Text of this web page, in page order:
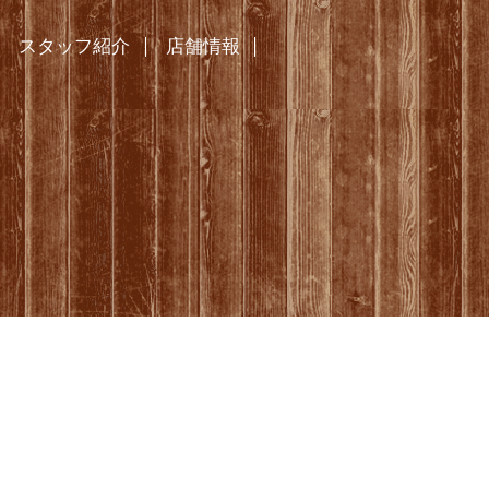
スタッフ紹介
店舗情報